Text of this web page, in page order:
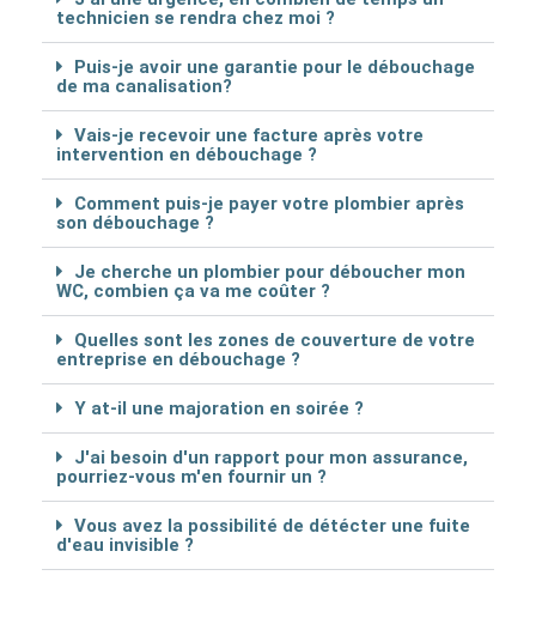
technicien se rendra chez moi ?
Puis-je avoir une garantie pour le débouchage
de ma canalisation?
Vais-je recevoir une facture après votre
intervention en débouchage ?
Comment puis-je payer votre plombier après
son débouchage ?
Je cherche un plombier pour déboucher mon
WC, combien ça va me coûter ?
Quelles sont les zones de couverture de votre
entreprise en débouchage ?
Y at-il une majoration en soirée ?
J'ai besoin d'un rapport pour mon assurance,
pourriez-vous m'en fournir un ?
Vous avez la possibilité de détécter une fuite
d'eau invisible ?